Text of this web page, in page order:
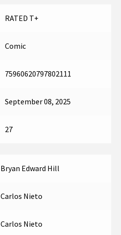
RATED T+
Comic
75960620797802111
September 08, 2025
27
Bryan Edward Hill
Carlos Nieto
Carlos Nieto